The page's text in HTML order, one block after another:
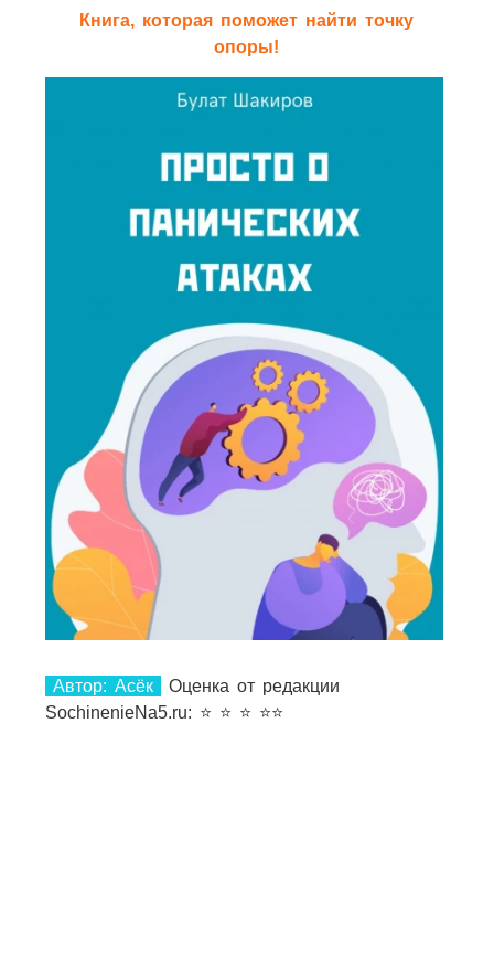
Книга, которая поможет найти точку
опоры!
Автор: Асёк
Оценка от редакции
SochinenieNa5.ru: ⭐ ️⭐️ ⭐️ ⭐️⭐️